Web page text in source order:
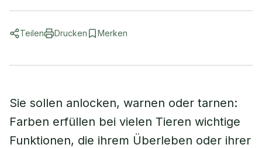
Teilen Drucken Merken
Sie sollen anlocken, warnen oder tarnen:
Farben erfüllen bei vielen Tieren wichtige
Funktionen, die ihrem Überleben oder ihrer